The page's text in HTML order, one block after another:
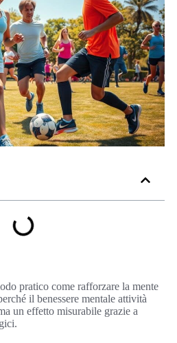
pratico come rafforzare la mente
il benessere mentale attività
un effetto misurabile grazie a